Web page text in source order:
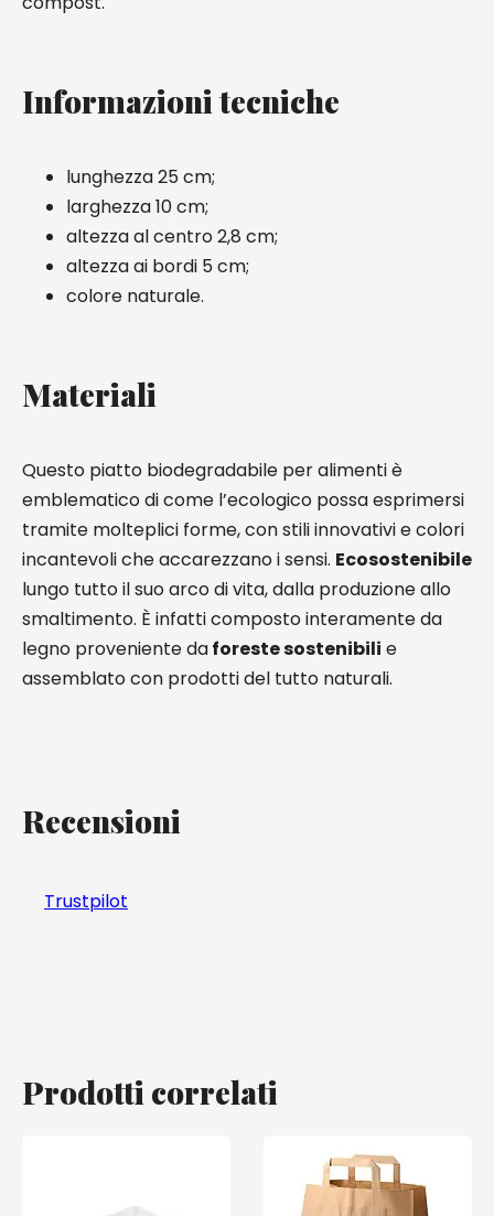
Informazioni tecniche
lunghezza 25 cm;
larghezza 10 cm;
altezza al centro 2,8 cm;
altezza ai bordi 5 cm;
colore naturale.
Materiali
Questo piatto biodegradabile per alimenti è
emblematico di come l’ecologico possa esprimersi
tramite molteplici forme, con stili innovativi e colori
incantevoli che accarezzano i sensi. Ecosostenibile
lungo tutto il suo arco di vita, dalla produzione allo
smaltimento. È infatti composto interamente da
legno proveniente daforeste sostenibili e
assemblato con prodotti del tutto naturali.
Recensioni
Trustpilot
Prodotti correlati